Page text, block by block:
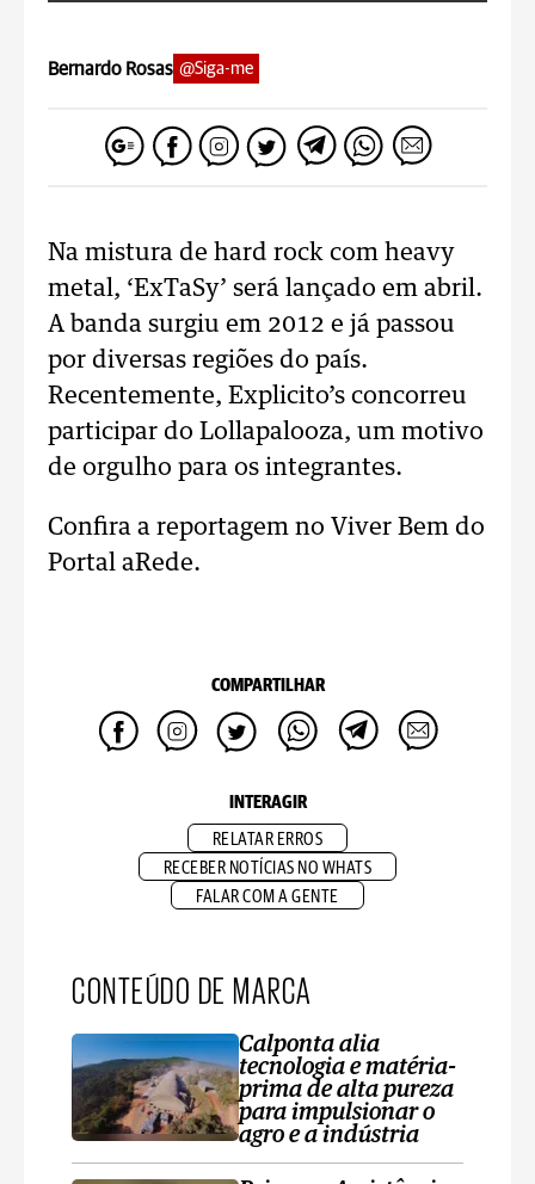
Bernardo Rosas @Siga-me
Na mistura de hard rock com heavy
metal, ‘ExTaSy’ será lançado em abril.
A banda surgiu em 2012 e já passou
por diversas regiões do país.
Recentemente, Explicito’s concorreu
participar do Lollapalooza, um motivo
de orgulho para os integrantes.
Confira a reportagem no Viver Bem do
Portal aRede.
COMPARTILHAR
INTERAGIR
RELATAR ERROS
RECEBER NOTÍCIAS NO WHATS
FALAR COM A GENTE
CONTEÚDO DE MARCA
Calponta alia
tecnologia e matéria-
prima de alta pureza
para impulsionar o
agro e a indústria